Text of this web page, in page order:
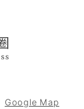
Google Map